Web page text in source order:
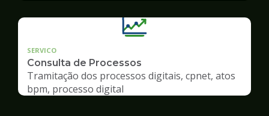
SERVICO
Consulta de Processos
Tramitação dos processos digitais, cpnet, atos
bpm, processo digital